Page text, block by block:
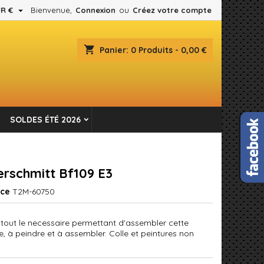
Bienvenue, Connexion ou Créez votre compte
€ 
shopping_cart Panier: 0 Produits - 0,00 €
SOLDES ÉTÉ 2026
Bf109 E3
T2M-60750
le necessaire permettant d'assembler cette
à peindre et à assembler. Colle et peintures non